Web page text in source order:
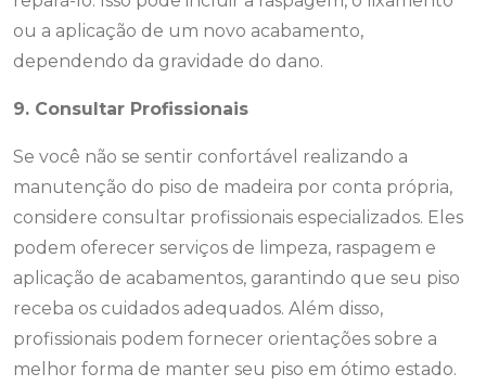
ou a aplicação de um novo acabamento,
dependendo da gravidade do dano.
9. Consultar Profissionais
Se você não se sentir confortável realizando a
manutenção do piso de madeira por conta própria,
considere consultar profissionais especializados. Eles
podem oferecer serviços de limpeza, raspagem e
aplicação de acabamentos, garantindo que seu piso
receba os cuidados adequados. Além disso,
profissionais podem fornecer orientações sobre a
melhor forma de manter seu piso em ótimo estado.